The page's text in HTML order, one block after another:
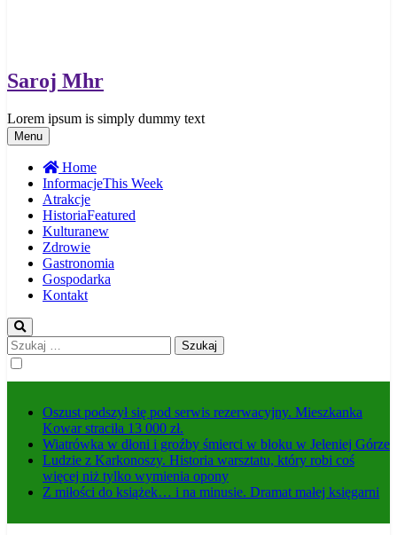
Saroj Mhr
Lorem ipsum is simply dummy text
Menu
Home
InformacjeThis Week
Atrakcje
HistoriaFeatured
Kulturanew
Zdrowie
Gastronomia
Gospodarka
Kontakt
Szukaj:
Oszust podszył się pod serwis rezerwacyjny. Mieszkanka
Kowar straciła 13 000 zł.
Wiatrówka w dłoni i groźby śmierci w bloku w Jeleniej Górze
Ludzie z Karkonoszy. Historia warsztatu, który robi coś
więcej niż tylko wymienia opony
Z miłości do książek… i na minusie. Dramat małej księgarni